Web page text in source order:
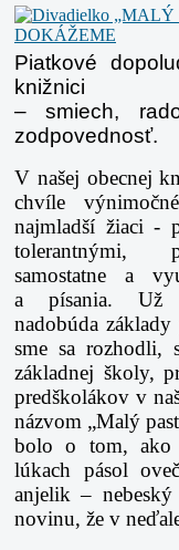
Piatkové
knižnici
– smiech,
zodpovednosť.
V našej obecnej
chvíle
najmladší žiaci -
samostatne a
a písania. Už
nadobúdazáklady
sme sa rozhodli,
základnej školy,
predškolákov v
názvom „Malý
boloo tom, ako
lúkach pásol
anjelik –
novinu, že v